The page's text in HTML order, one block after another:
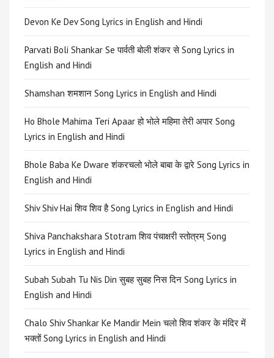
Devon Ke Dev Song Lyrics in English and Hindi
Parvati Boli Shankar Se पार्वती बोली शंकर से Song Lyrics in
English and Hindi
Shamshan शमशान Song Lyrics in English and Hindi
Ho Bhole Mahima Teri Apaar हो भोले महिमा तेरी अपार Song
Lyrics in English and Hindi
Bhole Baba Ke Dware शंकरचलो भोले बाबा के द्वारे Song Lyrics in
English and Hindi
Shiv Shiv Hai शिव शिव है Song Lyrics in English and Hindi
Shiva Panchakshara Stotram शिव पंचाक्षरी स्तोत्रम् Song
Lyrics in English and Hindi
Subah Subah Tu Nis Din सुबह सुबह निस दिन Song Lyrics in
English and Hindi
Chalo Shiv Shankar Ke Mandir Mein चलो शिव शंकर के मंदिर में
भक्तों Song Lyrics in English and Hindi